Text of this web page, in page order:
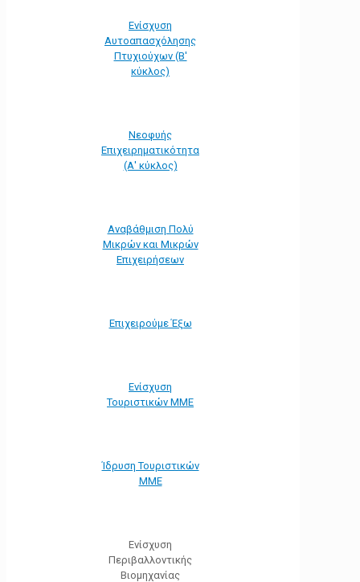
Ενίσχυση
Αυτοαπασχόλησης
Πτυχιούχων (Β'
κύκλος)
Νεοφυής
Επιχειρηματικότητα
(Α' κύκλος)
Αναβάθμιση Πολύ
Μικρών και Μικρών
Επιχειρήσεων
Επιχειρούμε Έξω
Ενίσχυση
Τουριστικών ΜΜΕ
Ίδρυση Τουριστικών
ΜΜΕ
Ενίσχυση
Περιβαλλοντικής
Βιομηχανίας